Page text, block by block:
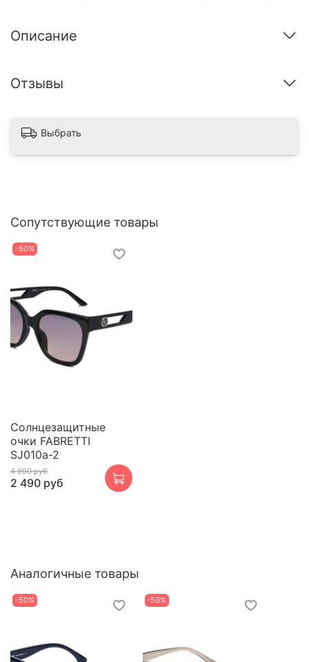
Описание
Отзывы
Выбрать
Сопутствующие товары
-50%
Cолнцезащитные
очки FABRETTI
SJ010a-2
4 990 руб
2 490 руб
Аналогичные товары
-50% -50%